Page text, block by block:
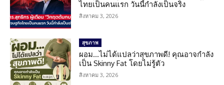
ไทยเป็นคนแรก วันนี้กำลังเป็นจริง
สิงหาคม 3, 2026
สุขภาพ
ผอม…ไม่ได้แปลว่าสุขภาพดี! คุณอาจกำลัง
เป็น Skinny Fat โดยไม่รู้ตัว
สิงหาคม 3, 2026